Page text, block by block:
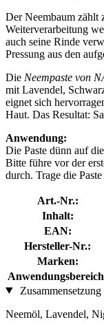
Der Neembaum zählt
Weiterverarbeitung
auch seine Rinde
Pressung aus den
Die Neempaste von
mit Lavendel,
eignet sich
Haut. Das Resultat:
Anwendung:
Die Paste dünn auf
Bitte führe vor der
durch. Trage die
Art.-Nr.:
Inhalt:
EAN:
Hersteller-Nr.:
Marken:
Zusammensetzung
Neemöl, Lavendel,